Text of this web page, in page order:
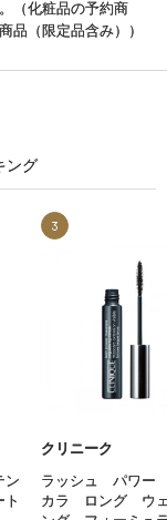
（化粧品の予約商
品（限定品含み））
ング
ン
3
クリニーク
ラッシュ パワー
カラ ロング ウ